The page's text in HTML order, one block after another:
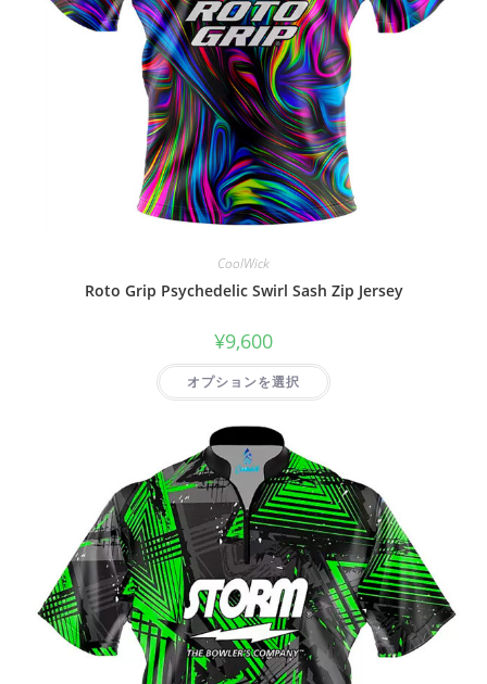
CoolWick
Roto Grip Psychedelic Swirl Sash Zip Jersey
¥9,600
オプションを選択